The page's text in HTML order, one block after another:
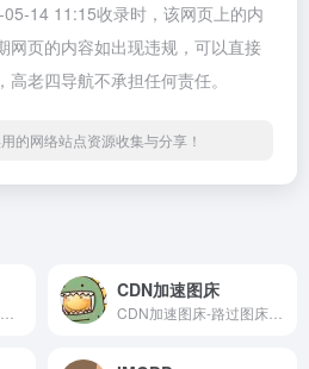
14 11:15收录时，该网页上的内
网页的内容如出现违规，可以直接
老四导航不承担任何责任。
的网络站点资源收集与分享！
CDN加速图床